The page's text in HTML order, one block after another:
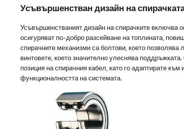
Усъвършенстван дизайн на
Усъвършенстваният дизайн на спирачките включва
осигуряват по-добро разсейване на топлината,
спирачните механизми са болтови, което
винтовете, което значително улеснява
позиция на спирачния кабел, като го адаптирате
функционалността на системата.